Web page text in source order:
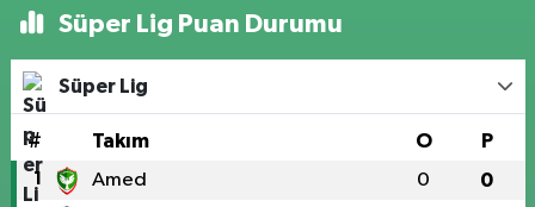
Süper Lig Puan Durumu
Süper Lig
# Takım O P
1 Amed 0 0